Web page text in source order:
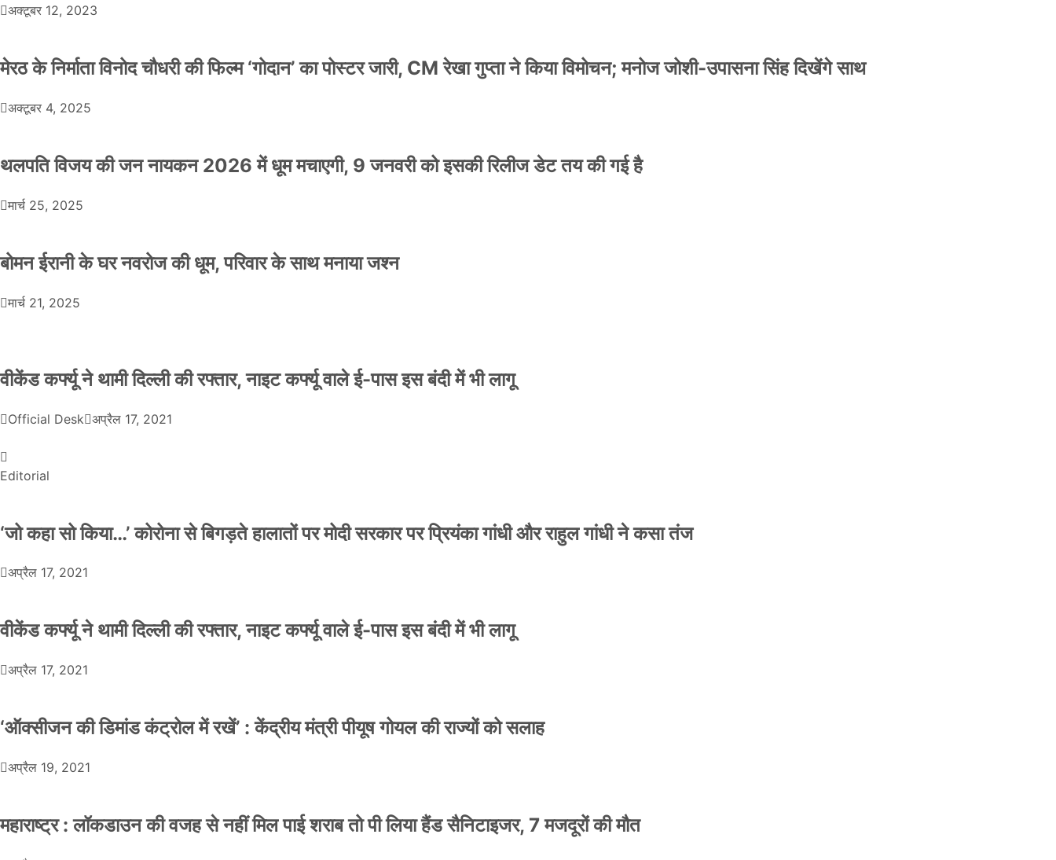
अक्टूबर 12, 2023
मेरठ के निर्माता विनोद चौधरी की फिल्म ‘गोदान’ का पोस्टर जारी, CM रेखा गुप्ता ने किया विमोचन; मनोज जोशी-उपासना सिंह दिखेंगे साथ
अक्टूबर 4, 2025
थलपति विजय की जन नायकन 2026 में धूम मचाएगी, 9 जनवरी को इसकी रिलीज डेट तय की गई है
मार्च 25, 2025
बोमन ईरानी के घर नवरोज की धूम, परिवार के साथ मनाया जश्न
मार्च 21, 2025
वीकेंड कर्फ्यू ने थामी दिल्ली की रफ्तार, नाइट कर्फ्यू वाले ई-पास इस बंदी में भी लागू
Official Desk अप्रैल 17, 2021
Editorial
‘जो कहा सो किया…’ कोरोना से बिगड़ते हालातों पर मोदी सरकार पर प्रियंका गांधी और राहुल गांधी ने कसा तंज
अप्रैल 17, 2021
वीकेंड कर्फ्यू ने थामी दिल्ली की रफ्तार, नाइट कर्फ्यू वाले ई-पास इस बंदी में भी लागू
अप्रैल 17, 2021
‘ऑक्सीजन की डिमांड कंट्रोल में रखें’ : केंद्रीय मंत्री पीयूष गोयल की राज्यों को सलाह
अप्रैल 19, 2021
महाराष्ट्र : लॉकडाउन की वजह से नहीं मिल पाई शराब तो पी लिया हैंड सैनिटाइजर, 7 मजदूरों की मौत